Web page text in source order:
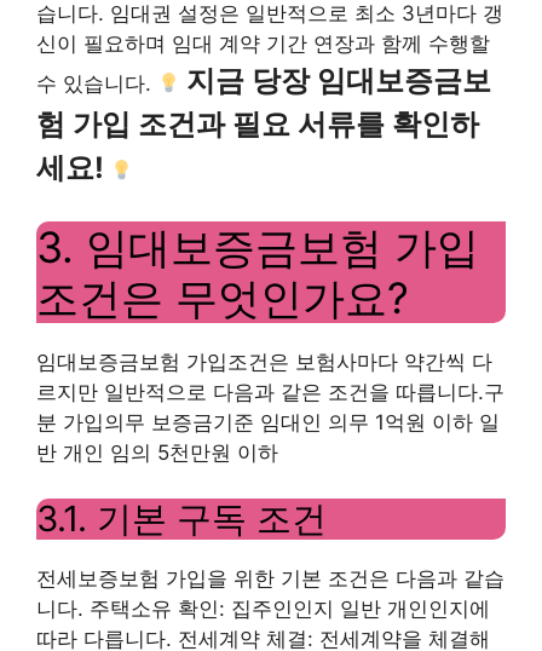
습니다. 임대권 설정은 일반적으로 최소 3년마다 갱
신이 필요하며 임대 계약 기간 연장과 함께 수행할
수 있습니다.
지금 당장 임대보증금보
험 가입 조건과 필요 서류를 확인하
세요!
3. 임대보증금보험 가입
조건은 무엇인가요?
임대보증금보험 가입조건은 보험사마다 약간씩 다
르지만 일반적으로 다음과 같은 조건을 따릅니다.구
분 가입의무 보증금기준 임대인 의무 1억원 이하 일
반 개인 임의 5천만원 이하
3.1. 기본 구독 조건
전세보증보험 가입을 위한 기본 조건은 다음과 같습
니다. 주택소유 확인: 집주인인지 일반 개인인지에
따라 다릅니다. 전세계약 체결: 전세계약을 체결해